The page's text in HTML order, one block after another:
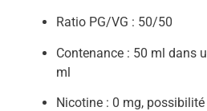
Ratio PG/VG : 50/50
Contenance : 50 ml dans
ml
Nicotine : 0 mg, possibilité